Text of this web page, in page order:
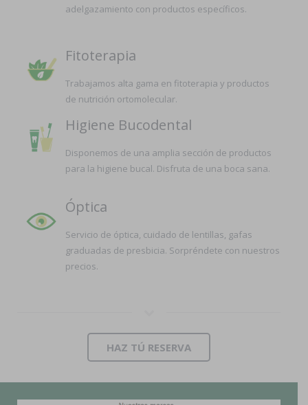
adelgazamiento con productos específicos.
Fitoterapia
Trabajamos alta gama en fitoterapia y productos
de nutrición ortomolecular.
Higiene Bucodental
Disponemos de una amplia sección de productos
para la higiene bucal. Disfruta de una boca sana.
Óptica
Servicio de óptica, cuidado de lentillas, gafas
graduadas de presbicia. Sorpréndete con nuestros
precios.
HAZ TÚ RESERVA